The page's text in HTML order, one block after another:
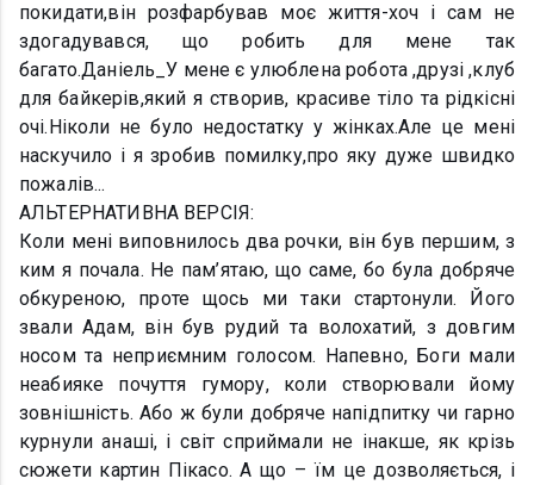
покидати,він розфарбував моє життя-хоч і сам не
здогадувався, що робить для мене так
багато.Даніель_У мене є улюблена робота ,друзі ,клуб
для байкерів,який я створив, красиве тіло та рідкісні
очі.Ніколи не було недостатку у жінках.Але це мені
наскучило і я зробив помилку,про яку дуже швидко
пожалів...
АЛЬТЕРНАТИВНА ВЕРСІЯ:
Коли мені виповнилось два рочки, він був першим, з
ким я почала. Не пам’ятаю, що саме, бо була добряче
обкуреною, проте щось ми таки стартонули. Його
звали Адам, він був рудий та волохатий, з довгим
носом та неприємним голосом. Напевно, Боги мали
неабияке почуття гумору, коли створювали йому
зовнішність. Або ж були добряче напідпитку чи гарно
курнули анаші, і світ сприймали не інакше, як крізь
сюжети картин Пікасо. А що – їм це дозволяється, і